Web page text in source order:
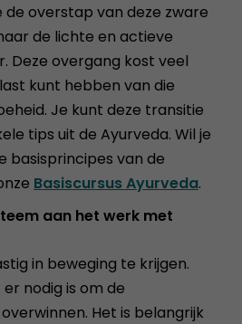
de overstap van deze zware
de lichte en actieve
Deze overgang kost veel
kunt hebben van die
Je kunt deze transitie
tips uit de Ayurveda. Wil je
basisprincipes van de
Basiscursus Ayurveda.
aan het werk met
in beweging te krijgen.
nodig is om de
Het is belangrijk